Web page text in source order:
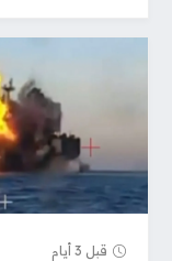
قبل 3 أيام